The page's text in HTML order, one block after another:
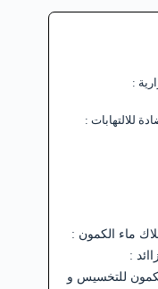
ماء الكمون :
:
للتخسيس و